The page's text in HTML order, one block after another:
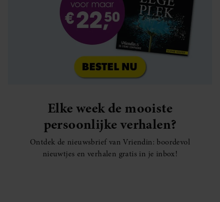
Elke week de mooiste
persoonlijke verhalen?
Ontdek de nieuwsbrief van Vriendin: boordevol
nieuwtjes en verhalen gratis in je inbox!